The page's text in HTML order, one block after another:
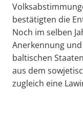
bestätigten die
Noch im selben
Anerkennung
baltischen
aus dem
zugleich eine